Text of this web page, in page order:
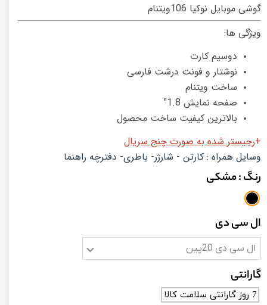
گوشی موبایل نوکیا 106ویتنام
ویژگی ها:
دوسیم کارت
نوشتار و فونت درشت فارسی
ساخت ویتنام
صفحه نمایش 1.8"
بالاترین کیفیت ساخت محصول
+رجیستر شده به صورت چنج سریال
وسایل همراه : کارتن - شارژر- باطری- دفترچه راهنما
رنگ: مشکی
ال سی دی
ال سی دی 20پین
گارانتی
7 روز گارانتی سلامت کالا